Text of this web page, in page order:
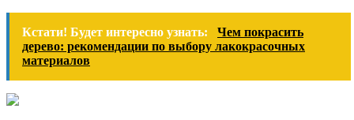
Кстати! Будет интересно узнать:
Чем покрасить
дерево: рекомендации по выбору лакокрасочных
материалов